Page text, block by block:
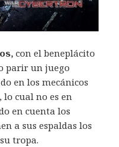
con el beneplácito
parir un juego
en los mecánicos
, lo cual no es en
en cuenta los
a sus espaldas los
tropa.